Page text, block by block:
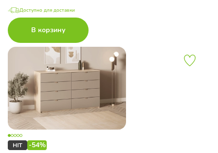
Доступно для доставки
В корзину
-54%